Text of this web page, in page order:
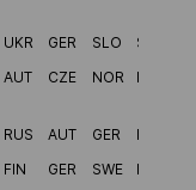
UKR GER SLO
SLO
AUT CZE NOR FIN
RUS AUT GER
ITA
FIN GER SWE POL